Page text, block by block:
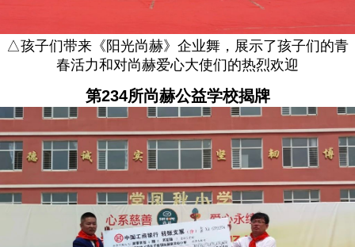
△孩子们带来《阳光尚赫》企业舞，展示了孩子们的青
春活力和对尚赫爱心大使们的热烈欢迎
第234所尚赫公益学校揭牌